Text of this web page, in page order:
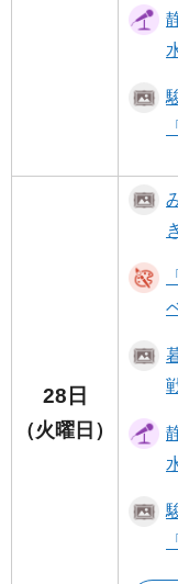
28日
（火曜日）